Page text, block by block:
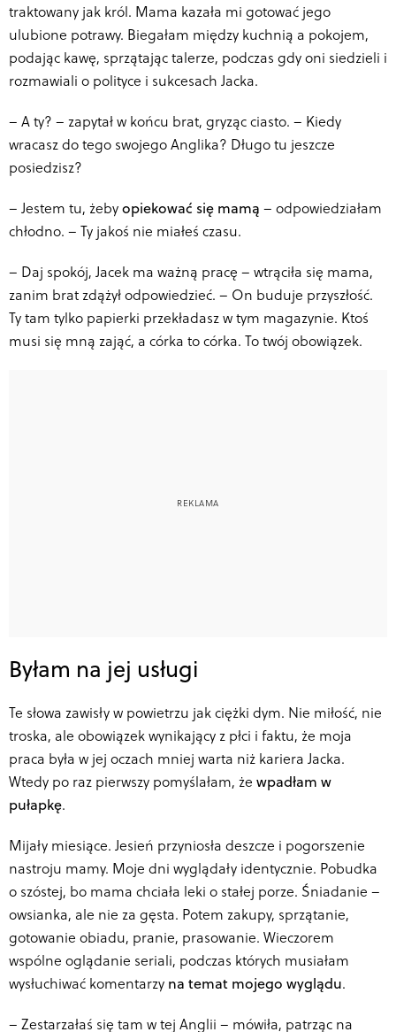
traktowany jak król. Mama kazała mi gotować jego
ulubione potrawy. Biegałam między kuchnią a pokojem,
podając kawę, sprzątając talerze, podczas gdy oni siedzieli i
rozmawiali o polityce i sukcesach Jacka.
– A ty? – zapytał w końcu brat, gryząc ciasto. – Kiedy
wracasz do tego swojego Anglika? Długo tu jeszcze
posiedzisz?
– Jestem tu, żebyopiekować się mamą – odpowiedziałam
chłodno. – Ty jakoś nie miałeś czasu.
– Daj spokój, Jacek ma ważną pracę – wtrąciła się mama,
zanim brat zdążył odpowiedzieć. – On buduje przyszłość.
Ty tam tylko papierki przekładasz w tym magazynie. Ktoś
musi się mną zająć, a córka to córka. To twój obowiązek.
Byłam na jej usługi
Te słowa zawisły w powietrzu jak ciężki dym. Nie miłość, nie
troska, ale obowiązek wynikający z płci i faktu, że moja
praca była w jej oczach mniej warta niż kariera Jacka.
Wtedy po raz pierwszy pomyślałam, że wpadłam w
pułapkę.
Mijały miesiące. Jesień przyniosła deszcze i pogorszenie
nastroju mamy. Moje dni wyglądały identycznie. Pobudka
o szóstej, bo mama chciała leki o stałej porze. Śniadanie –
owsianka, ale nie za gęsta. Potem zakupy, sprzątanie,
gotowanie obiadu, pranie, prasowanie. Wieczorem
wspólne oglądanie seriali, podczas których musiałam
wysłuchiwać komentarzy na temat mojego wyglądu.
– Zestarzałaś się tam w tej Anglii – mówiła, patrząc na